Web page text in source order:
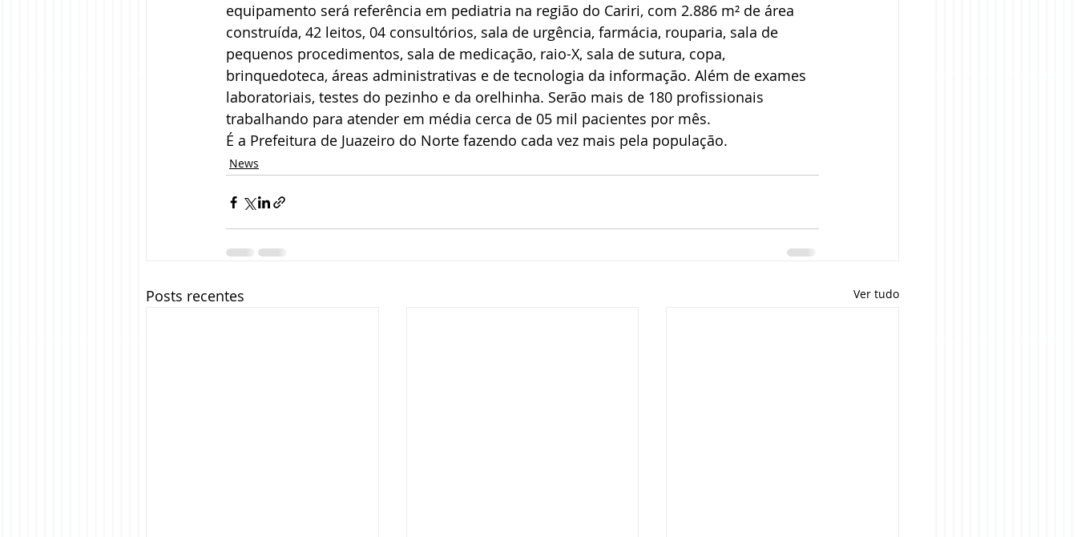
equipamento será referência em pediatria na região do Cariri, com 2.886 m² de área
construída, 42 leitos, 04 consultórios, sala de urgência, farmácia, rouparia, sala de
pequenos procedimentos, sala de medicação, raio-X, sala de sutura, copa,
brinquedoteca, áreas administrativas e de tecnologia da informação. Além de exames
laboratoriais, testes do pezinho e da orelhinha. Serão mais de 180 profissionais
trabalhando para atender em média cerca de 05 mil pacientes por mês.
É a Prefeitura de Juazeiro do Norte fazendo cada vez mais pela população.
News
Posts recentes Ver tudo